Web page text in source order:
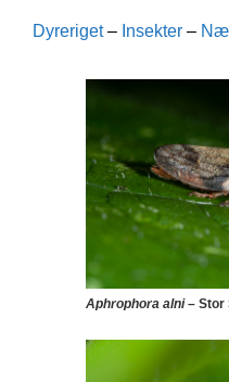
Dyreriget– Insekter –
Aphrophora alni– Stor